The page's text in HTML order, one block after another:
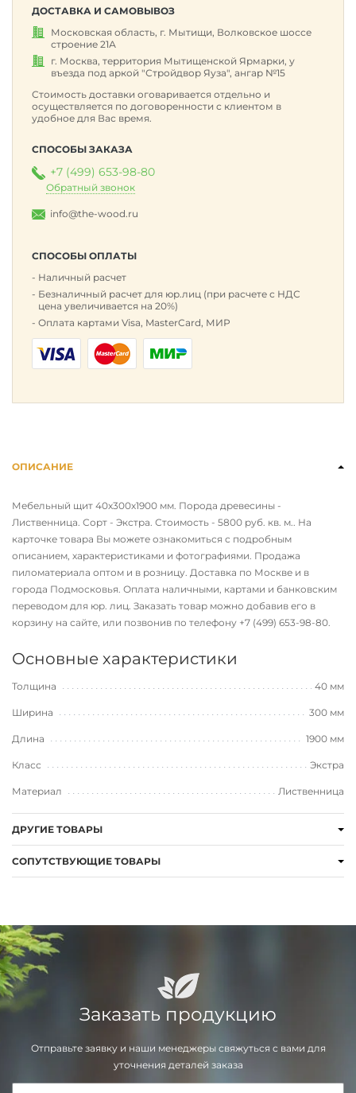
ДОСТАВКА И САМОВЫВОЗ
Московская область, г. Мытищи, Волковское шоссе
строение 21А
г. Москва, территория Мытищенской Ярмарки, у
въезда под аркой "Стройдвор Яуза", ангар №15
Стоимость доставки оговаривается отдельно и
осуществляется по договоренности с клиентом в
удобное для Вас время.
СПОСОБЫ ЗАКАЗА
+7 (499) 653-98-80
Обратный звонок
info@the-wood.ru
СПОСОБЫ ОПЛАТЫ
Наличный расчет
Безналичный расчет для юр.лиц (при расчете с НДС
цена увеличивается на 20%)
Оплата картами Visa, MasterCard, МИР
ОПИСАНИЕ
Мебельный щит 40х300х1900 мм. Порода древесины -
Лиственница. Сорт - Экстра. Стоимость - 5800 руб. кв. м.. На
карточке товара Вы можете ознакомиться с подробным
описанием, характеристиками и фотографиями. Продажа
пиломатериала оптом и в розницу. Доставка по Москве и в
города Подмосковья. Оплата наличными, картами и банковским
переводом для юр. лиц. Заказать товар можно добавив его в
корзину на сайте, или позвонив по телефону +7 (499) 653-98-80.
Основные характеристики
Толщина 40 мм
Ширина 300 мм
Длина 1900 мм
Класс Экстра
Материал Лиственница
ДРУГИЕ ТОВАРЫ
СОПУТСТВУЮЩИЕ ТОВАРЫ
Заказать продукцию
Отправьте заявку и наши менеджеры свяжуться с вами для
уточнения деталей заказа